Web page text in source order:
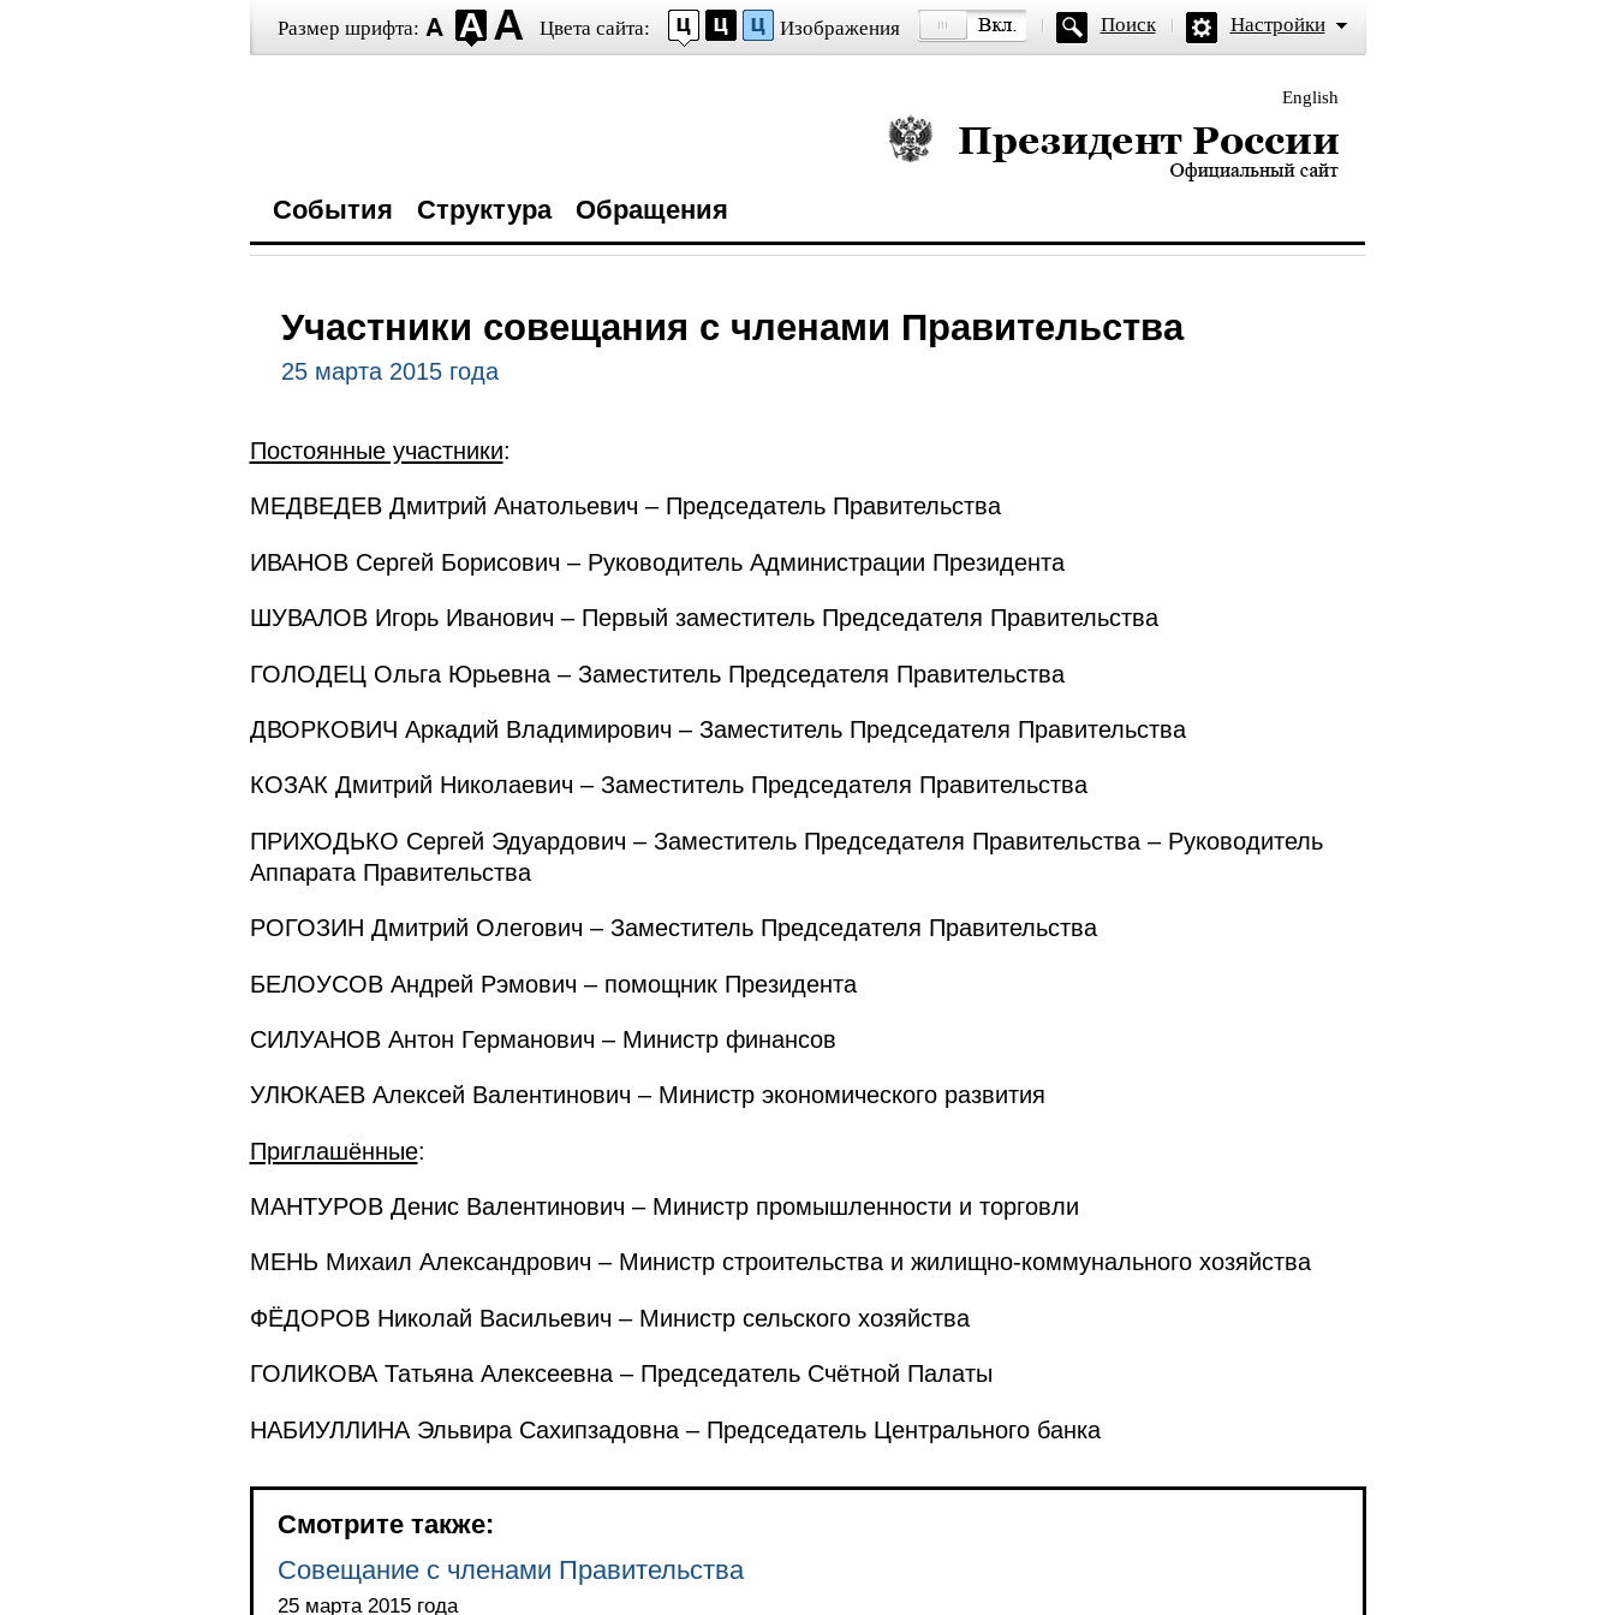
Размер шрифта: Цвета сайта: Изображения Поиск Настройки
English
Президент России — официальный сайт
События Структура Обращения
Участники совещания с членами Правительства
25 марта 2015 года
Постоянные участники:
МЕДВЕДЕВ Дмитрий Анатольевич – Председатель Правительства
ИВАНОВ Сергей Борисович – Руководитель Администрации Президента
ШУВАЛОВ Игорь Иванович – Первый заместитель Председателя Правительства
ГОЛОДЕЦ Ольга Юрьевна – Заместитель Председателя Правительства
ДВОРКОВИЧ Аркадий Владимирович – Заместитель Председателя Правительства
КОЗАК Дмитрий Николаевич – Заместитель Председателя Правительства
ПРИХОДЬКО Сергей Эдуардович – Заместитель Председателя Правительства – Руководитель
Аппарата Правительства
РОГОЗИН Дмитрий Олегович – Заместитель Председателя Правительства
БЕЛОУСОВ Андрей Рэмович – помощник Президента
СИЛУАНОВ Антон Германович – Министр финансов
УЛЮКАЕВ Алексей Валентинович – Министр экономического развития
Приглашённые:
МАНТУРОВ Денис Валентинович – Министр промышленности и торговли
МЕНЬ Михаил Александрович – Министр строительства и жилищно-коммунального хозяйства
ФЁДОРОВ Николай Васильевич – Министр сельского хозяйства
ГОЛИКОВА Татьяна Алексеевна – Председатель Счётной Палаты
НАБИУЛЛИНА Эльвира Сахипзадовна – Председатель Центрального банка
Смотрите также:
Совещание с членами Правительства
25 марта 2015 года